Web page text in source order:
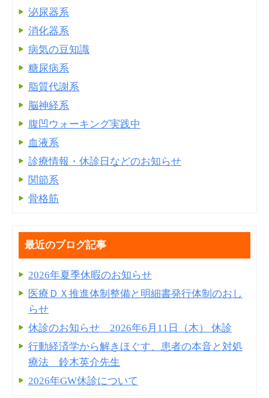
泌尿器系
消化器系
病気の豆知識
糖尿病系
脂質代謝系
脳神経系
腹凹ウォーキング実践中
血液系
診療情報・休診日などのお知らせ
関節系
骨格筋
最近のブログ記事
2026年夏季休暇のお知らせ
医療ＤＸ推進体制整備と明細書発⾏体制のおし
らせ
休診のお知らせ 2026年6月11日（木） 休診
行動経済学から解きほぐす、患者の本音と対処
療法 鈴木英介先生
2026年GW休診について